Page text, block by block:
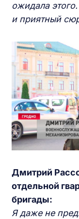
ожидала
и приятный
Дмитрий
отдельной
бригады:
Я даже не